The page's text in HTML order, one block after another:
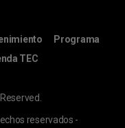
Programa
TEC
reservados -